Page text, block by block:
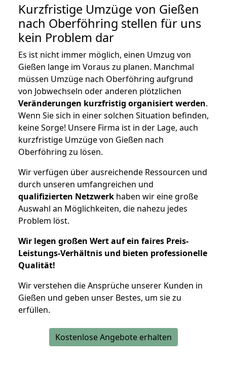
Kurzfristige Umzüge von Gießen
nach Oberföhring stellen für uns
kein Problem dar
Es ist nicht immer möglich, einen Umzug von
Gießen lange im Voraus zu planen. Manchmal
müssen Umzüge nach Oberföhring aufgrund
von Jobwechseln oder anderen plötzlichen
Veränderungen kurzfristig organisiert werden.
Wenn Sie sich in einer solchen Situation befinden,
keine Sorge! Unsere Firma ist in der Lage, auch
kurzfristige Umzüge von Gießen nach
Oberföhring zu lösen.
Wir verfügen über ausreichende Ressourcen und
durch unseren umfangreichen und
qualifizierten Netzwerk haben wir eine große
Auswahl an Möglichkeiten, die nahezu jedes
Problem löst.
Wir legen großen Wert auf ein faires Preis-
Leistungs-Verhältnis und bieten professionelle
Qualität!
Wir verstehen die Ansprüche unserer Kunden in
Gießen und geben unser Bestes, um sie zu
erfüllen.
Kostenlose Angebote erhalten